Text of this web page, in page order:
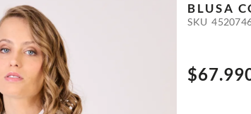
BLUSA
SKU
$67.